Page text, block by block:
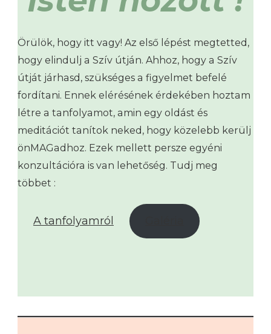
Örülök, hogy itt vagy! Az első lépést megtetted,
hogy elindulj a Szív útján. Ahhoz, hogy a Szív
útját járhasd, szükséges a figyelmet befelé
fordítani. Ennek elérésének érdekében hoztam
létre a tanfolyamot, amin egy oldást és
meditációt tanítok neked, hogy közelebb kerülj
önMAGadhoz. Ezek mellett persze egyéni
konzultációra is van lehetőség. Tudj meg
többet :
A tanfolyamról